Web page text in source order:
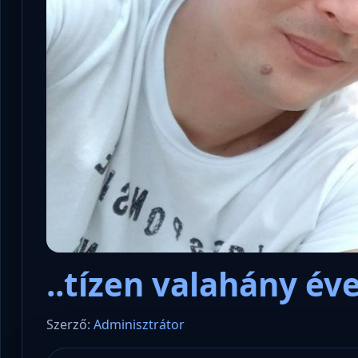
..tízen valahány
Szerző: Adminisztrátor